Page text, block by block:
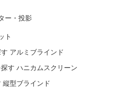
ー・投影
ト
アルミブラインド
ハニカムスクリーン
縦型ブラインド